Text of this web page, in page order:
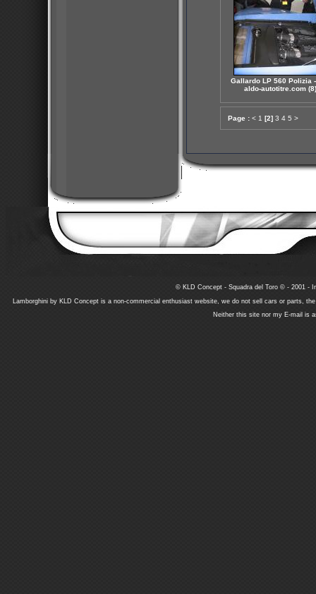
Gallardo LP 560 Polizia
aldo-autotitre.com
Page : < 1 [2] 3 4 5 >
© KLD Concept - Squadra del Toro © - 2001 -
Lamborghini by KLD Concept is a non-commercial enthusiast website, we do not sell cars or parts,
Neither this site nor my E-mail is